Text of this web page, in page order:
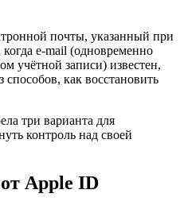
почты, указанный при
e-mail (одновременно
учётной записи) известен,
как восстановить
три варианта для
контроль над своей
Apple ID